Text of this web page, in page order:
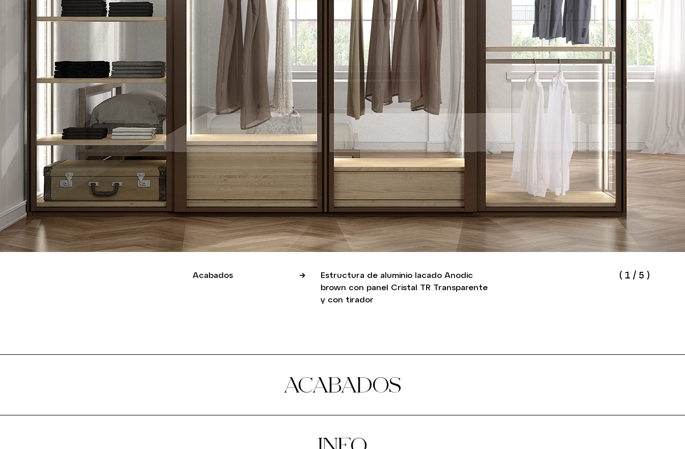
( 1 / 5 )
Acabados
Estructura de aluminio lacado Anodic
brown con panel Cristal TR Transparente
y con tirador
ACABADOS